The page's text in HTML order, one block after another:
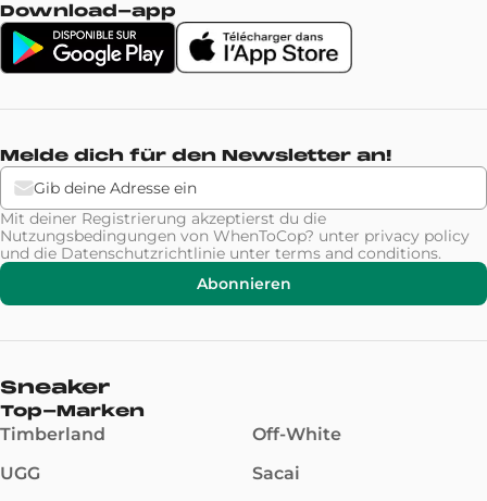
Download-app
Melde dich für den Newsletter an!
Mit deiner Registrierung akzeptierst du die
Nutzungsbedingungen von WhenToCop? unter privacy policy
und die Datenschutzrichtlinie unter terms and conditions.
Abonnieren
Sneaker
Top-Marken
Timberland
UGG
Off-White
Sacai